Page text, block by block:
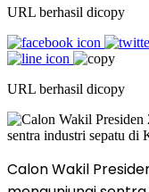
URL berhasil dicopy
URL berhasil dicopy
Calon Wakil